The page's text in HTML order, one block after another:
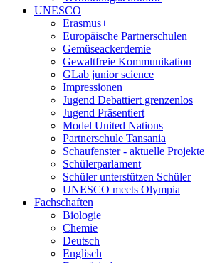
UNESCO
Erasmus+
Europäische Partnerschulen
Gemüseackerdemie
Gewaltfreie Kommunikation
GLab junior science
Impressionen
Jugend Debattiert grenzenlos
Jugend Präsentiert
Model United Nations
Partnerschule Tansania
Schaufenster - aktuelle Projekte
Schülerparlament
Schüler unterstützen Schüler
UNESCO meets Olympia
Fachschaften
Biologie
Chemie
Deutsch
Englisch